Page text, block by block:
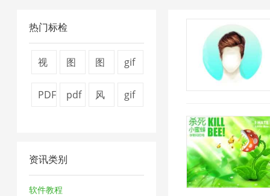
热门标检
视
1
图
7
图
2
gif
2
PDF
压
缩
pdf
压
风
gif
资讯类别
软件教程